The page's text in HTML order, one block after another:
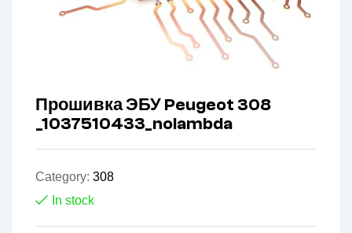
Прошивка ЭБУ Peugeot 308
_1037510433_nolambda
Category: 308
In stock